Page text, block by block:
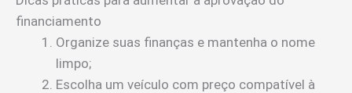
financiamento
Organize suas finanças e mantenha o nome
limpo;
Escolha um veículo com preço compatível à